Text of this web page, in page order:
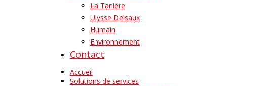
La Tanière
Ulysse Delsaux
Humain
Environnement
Contact
Accueil
Solutions de services